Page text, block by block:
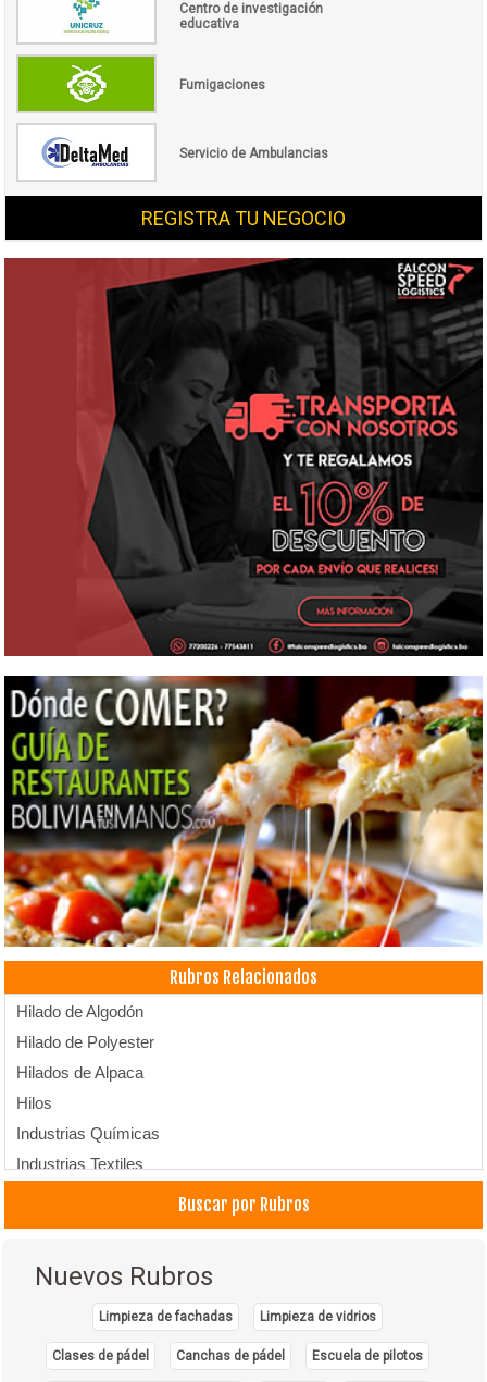
Centro de investigación
educativa
Fumigaciones
Servicio de Ambulancias
REGISTRA TU NEGOCIO
Rubros Relacionados
Hilado de Algodón
Hilado de Polyester
Hilados de Alpaca
Hilos
Industrias Químicas
Industrias Textiles
Buscar por Rubros
Nuevos Rubros
Limpieza de fachadas Limpieza de vidrios
Clases de pádel Canchas de pádel Escuela de pilotos